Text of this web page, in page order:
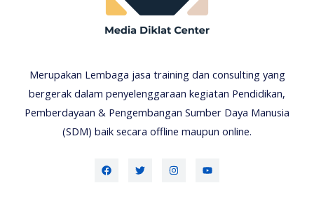
Merupakan Lembaga jasa training dan consulting yang
bergerak dalam penyelenggaraan kegiatan Pendidikan,
Pemberdayaan & Pengembangan Sumber Daya Manusia
(SDM) baik secara offline maupun online.